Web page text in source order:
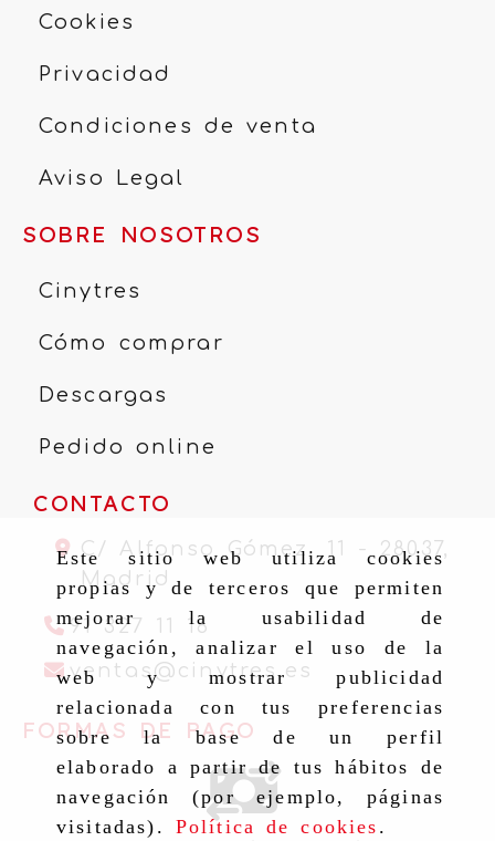
Este sitio web utiliza cookies
propias y de terceros que permiten
mejorar la usabilidad de
navegación, analizar el uso de la
web y mostrar publicidad
relacionada con tus preferencias
sobre la base de un perfil
elaborado a partir de tus hábitos de
navegación (por ejemplo, páginas
visitadas). Política de cookies .
Cookies
Privacidad
Condiciones de venta
Aviso Legal
SOBRE NOSOTROS
Cinytres
Cómo comprar
Descargas
Pedido online
CONTACTO
C/ Alfonso Gómez, 11 - 28037,
Madrid
91 327 11 16
ventas cinytres.es ventas
FORMAS DE PAGO